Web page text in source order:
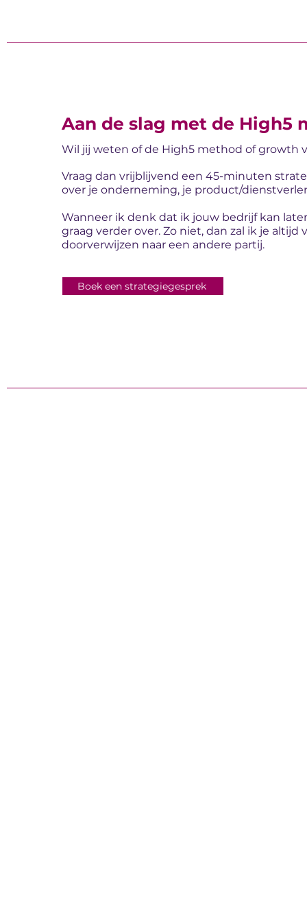
Aan de slag met de High5
Wil jij weten of de High5 method of growth
Vraag dan vrijblijvend een 45-minuten
over je onderneming, je product/
Wanneer ik denk dat ik jouw bedrijf kan
graag verder over. Zo niet, dan zal ik je
doorverwijzen naar een andere partij.
Boek een strategiegesprek